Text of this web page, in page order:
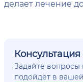
делает лечение
Задайте
подойдёт в